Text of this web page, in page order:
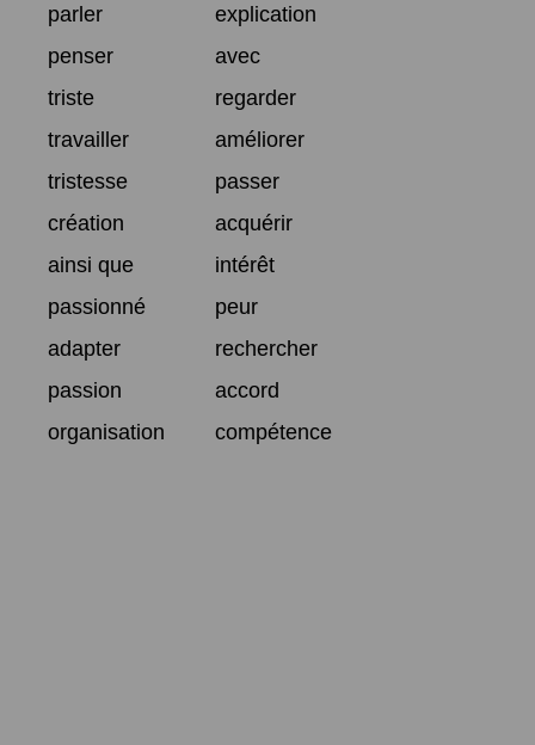
parler
explication
penser
avec
triste
regarder
travailler
améliorer
tristesse
passer
création
acquérir
ainsi que
intérêt
passionné
peur
adapter
rechercher
passion
accord
organisation
compétence